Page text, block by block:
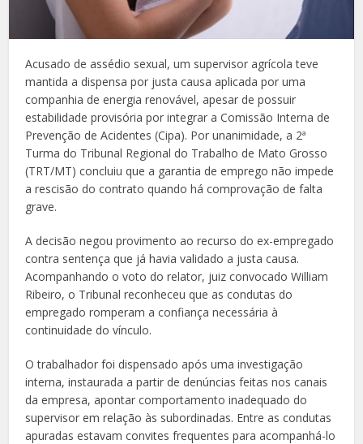
Acusado de assédio sexual, um supervisor agrícola teve
mantida a dispensa por justa causa aplicada por uma
companhia de energia renovável, apesar de possuir
estabilidade provisória por integrar a Comissão Interna de
Prevenção de Acidentes (Cipa). Por unanimidade, a 2ª
Turma do Tribunal Regional do Trabalho de Mato Grosso
(TRT/MT) concluiu que a garantia de emprego não impede
a rescisão do contrato quando há comprovação de falta
grave.
A decisão negou provimento ao recurso do ex-empregado
contra sentença que já havia validado a justa causa.
Acompanhando o voto do relator, juiz convocado William
Ribeiro, o Tribunal reconheceu que as condutas do
empregado romperam a confiança necessária à
continuidade do vínculo.
O trabalhador foi dispensado após uma investigação
interna, instaurada a partir de denúncias feitas nos canais
da empresa, apontar comportamento inadequado do
supervisor em relação às subordinadas. Entre as condutas
apuradas estavam convites frequentes para acompanhá-lo